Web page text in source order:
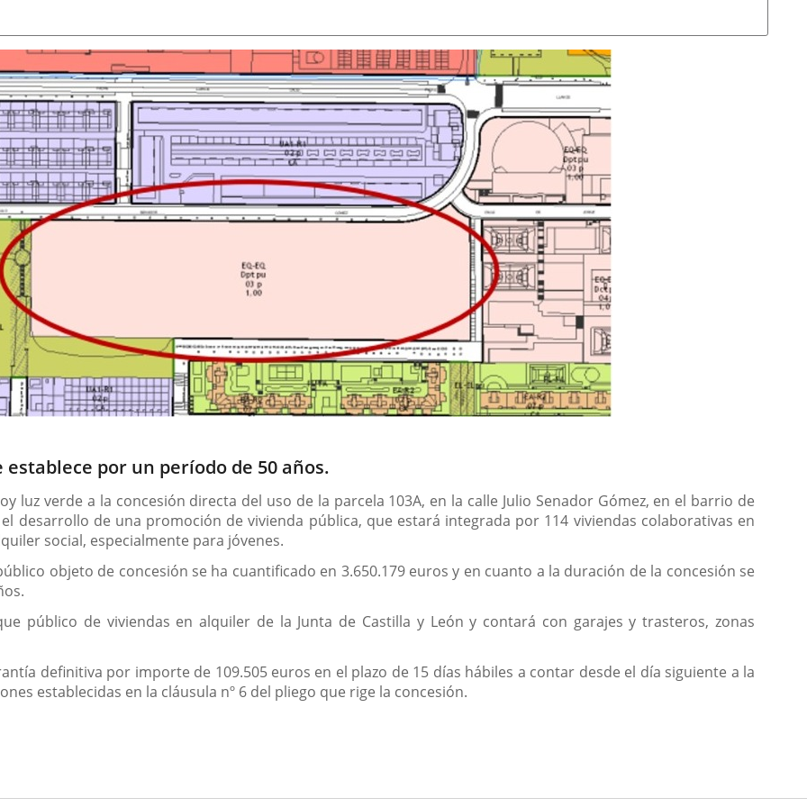
por un período de 50 años.
luz verde a la concesión directa del uso de la parcela 103A, en la calle Julio Senador Gómez, en el barrio de
el desarrollo de una promoción de vivienda pública, que estará integrada por 114 viviendas colaborativas en
social, especialmente para jóvenes.
objeto de concesión se ha cuantificado en 3.650.179 euros y en cuanto a la duración de la concesión se
público de viviendas en alquiler de la Junta de Castilla y León y contará con garajes y trasteros, zonas
definitiva por importe de 109.505 euros en el plazo de 15 días hábiles a contar desde el día siguiente a la
establecidas en la cláusula nº 6 del pliego que rige la concesión.